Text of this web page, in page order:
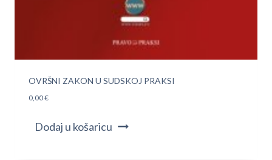
OVRŠNI ZAKON U SUDSKOJ PRAKSI
0,00€
Dodaj u košaricu